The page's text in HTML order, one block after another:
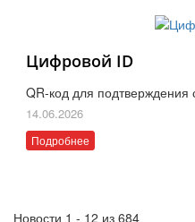
Цифровой ID
QR-код для подтверждения
14.06.2026
Подробнее
Новости 1 - 12 из 684